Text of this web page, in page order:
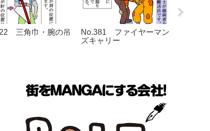
三角巾・腕の吊
No.381 ファイヤーマン
ズキャリー